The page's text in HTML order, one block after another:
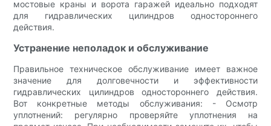
мостовые краны и ворота гаражей идеально подходят
для гидравлических цилиндров одностороннего
действия.
Устранение неполадок и обслуживание
Правильное техническое обслуживание имеет важное
значение для долговечности и эффективности
гидравлических цилиндров одностороннего действия.
Вот конкретные методы обслуживания: - Осмотр
уплотнений: регулярно проверяйте уплотнения на